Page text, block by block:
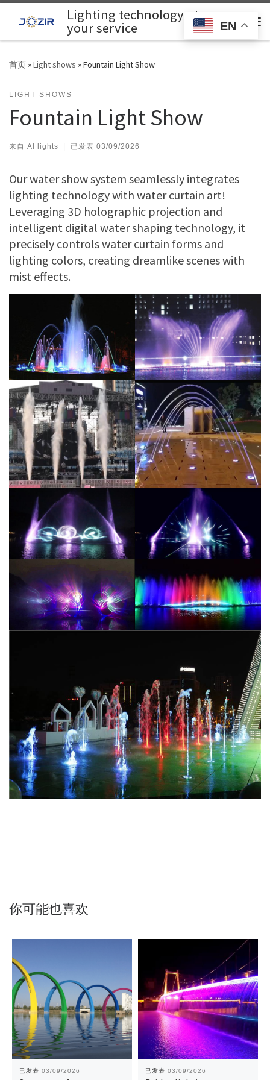
Skip to contentLighting technology at
your service
Search
首页»Light shows »Fountain Light Show
LIGHT SHOWS
Fountain Light Show
来自 AI lights | 已发表 03/09/2026
Our water show system seamlessly integrates
lighting technology with water curtain art!
Leveraging 3D holographic projection and
intelligent digital water shaping technology, it
precisely controls water curtain forms and
lighting colors, creating dreamlike scenes with
mist effects.
你可能也喜欢
已发表 03/09/2026 已发表 03/09/2026
EN